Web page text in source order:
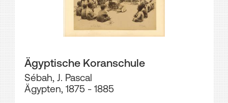
Ägyptische Koranschule
Sébah, J. Pascal
Ägypten, 1875 - 1885